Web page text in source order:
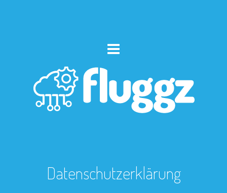
Datenschutzerklärung